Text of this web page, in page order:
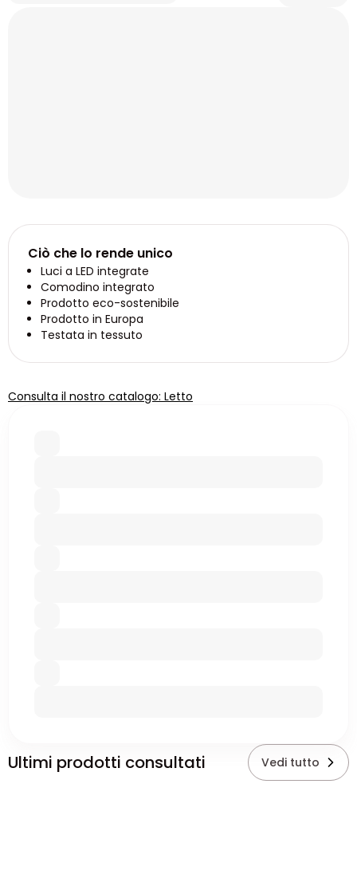
Ciò che lo rende unico
Luci a LED integrate
Comodino integrato
Prodotto eco-sostenibile
Prodotto in Europa
Testata in tessuto
Consulta il nostro catalogo: Letto
Ultimi prodotti consultati Vedi tutto